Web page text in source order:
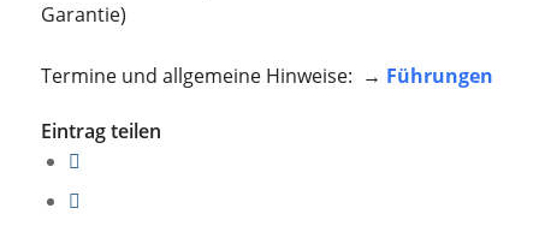
Garantie)
Termine und allgemeine Hinweise: → Führungen
Eintrag teilen